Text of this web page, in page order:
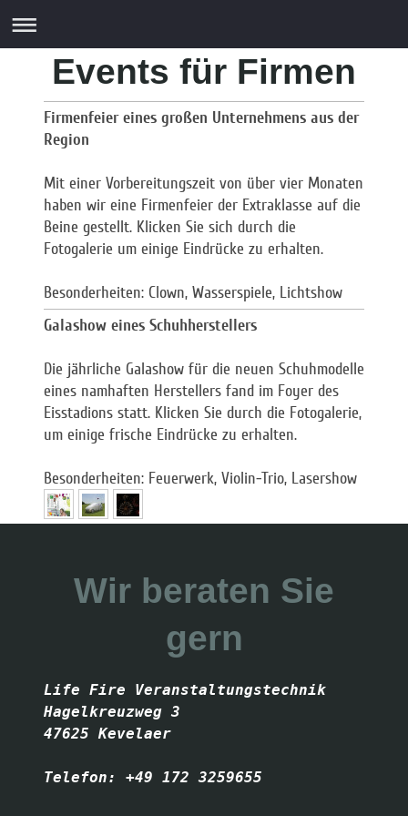
Events für Firmen
Firmenfeier eines großen Unternehmens aus der
Region
Mit einer Vorbereitungszeit von über vier Monaten
haben wir eine Firmenfeier der Extraklasse auf die
Beine gestellt. Klicken Sie sich durch die
Fotogalerie um einige Eindrücke zu erhalten.
Besonderheiten: Clown, Wasserspiele, Lichtshow
Galashow eines Schuhherstellers
Die jährliche Galashow für die neuen Schuhmodelle
eines namhaften Herstellers fand im Foyer des
Eisstadions statt. Klicken Sie durch die Fotogalerie,
um einige frische Eindrücke zu erhalten.
Besonderheiten: Feuerwerk, Violin-Trio, Lasershow
Wir beraten Sie
gern
Life Fire Veranstaltungstechnik
Hagelkreuzweg 3
47625 Kevelaer